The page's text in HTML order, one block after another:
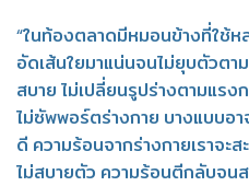
“ในท้องตลาดมีหมอนข้างที่ใช้ห
อัดเส้นใยมาแน่นจนไม่ยุบตัวตา
สบาย ไม่เปลี่ยนรูปร่างตามแรง
ไม่ซัพพอร์ตร่างกาย บางแบบอา
ดี ความร้อนจากร่างกายเราจะ
ไม่สบายตัว ความร้อนตีกลับจน